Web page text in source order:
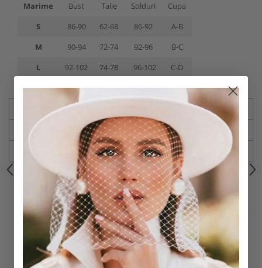
Marime
Bust Talie Solduri
Cupa
S
86-90 62-68 86-92
A-B
M
90-94 72-74 92-96
B-C
L
92-102 74-78 96-102 C-D
Caracteristici
Video
RECOMANDARI
-60% -60%